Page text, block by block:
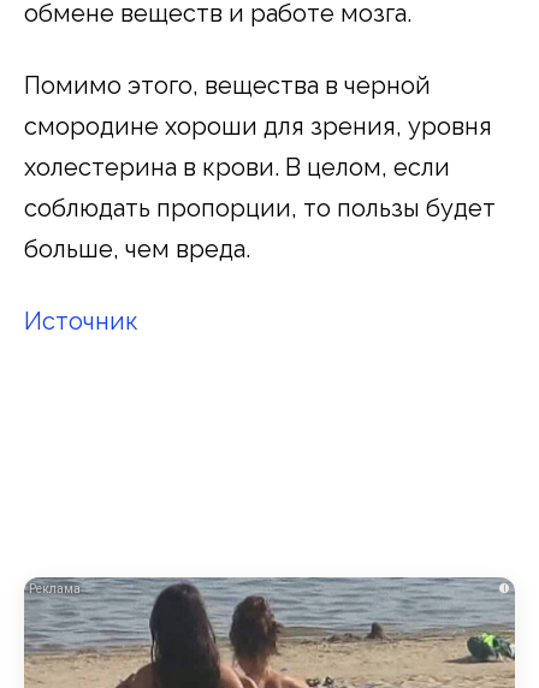
обмене веществ и работе мозга.
Помимо этого, вещества в черной
смородине хороши для зрения, уровня
холестерина в крови. В целом, если
соблюдать пропорции, то пользы будет
больше, чем вреда.
Источник
i